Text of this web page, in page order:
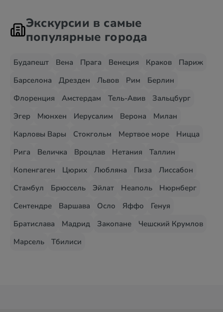
Экскурсии в самые
популярные города
Будапешт Вена Прага Венеция Краков
Париж
Барселона
Дрезден Львов Рим
Берлин
Флоренция
Амстердам Тель-Авив
Зальцбург
Эгер
Мюнхен Иерусалим Верона
Милан
Карловы Вары
Стокгольм Мертвое море
Ницца
Рига
Величка Вроцлав Нетания
Таллин
Копенгаген
Цюрих Любляна Пиза
Лиссабон
Стамбул
Брюссель Эйлат Неаполь
Нюрнберг
Сентендре
Варшава Осло Яффо
Генуя
Братислава
Мадрид Закопане
Чешский Крумлов
Марсель
Тбилиси